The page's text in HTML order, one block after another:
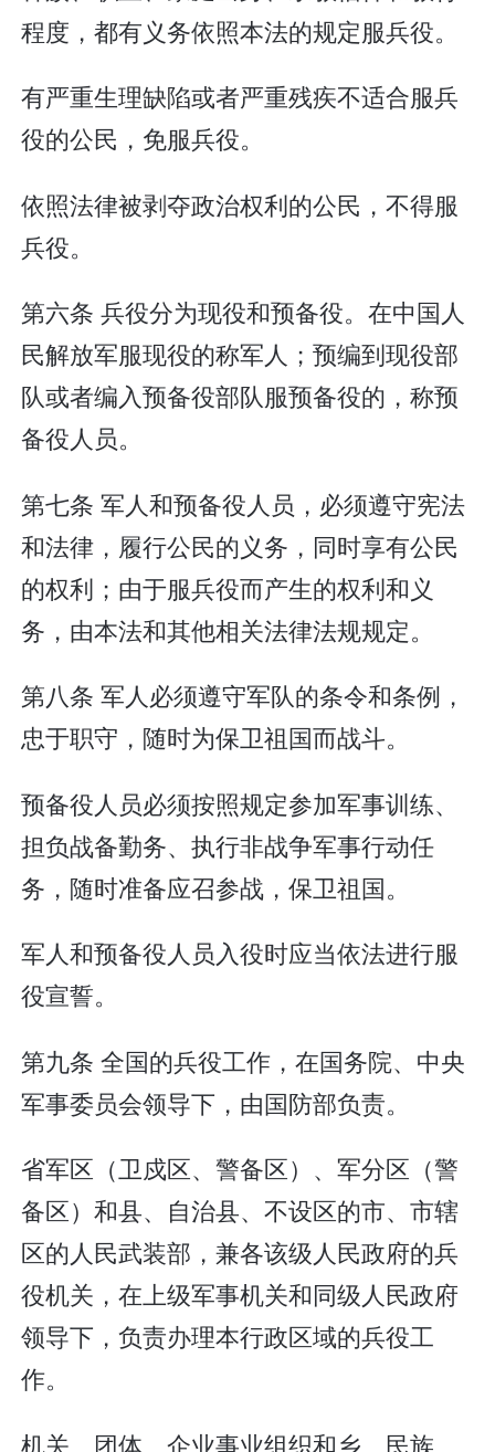
程度，都有义务依照本法的规定服兵役。
有严重生理缺陷或者严重残疾不适合服兵
役的公民，免服兵役。
依照法律被剥夺政治权利的公民，不得服
兵役。
第六条 兵役分为现役和预备役。在中国人
民解放军服现役的称军人；预编到现役部
队或者编入预备役部队服预备役的，称预
备役人员。
第七条 军人和预备役人员，必须遵守宪法
和法律，履行公民的义务，同时享有公民
的权利；由于服兵役而产生的权利和义
务，由本法和其他相关法律法规规定。
第八条 军人必须遵守军队的条令和条例，
忠于职守，随时为保卫祖国而战斗。
预备役人员必须按照规定参加军事训练、
担负战备勤务、执行非战争军事行动任
务，随时准备应召参战，保卫祖国。
军人和预备役人员入役时应当依法进行服
役宣誓。
第九条 全国的兵役工作，在国务院、中央
军事委员会领导下，由国防部负责。
省军区（卫戍区、警备区）、军分区（警
备区）和县、自治县、不设区的市、市辖
区的人民武装部，兼各该级人民政府的兵
役机关，在上级军事机关和同级人民政府
领导下，负责办理本行政区域的兵役工
作。
机关、团体、企业事业组织和乡、民族